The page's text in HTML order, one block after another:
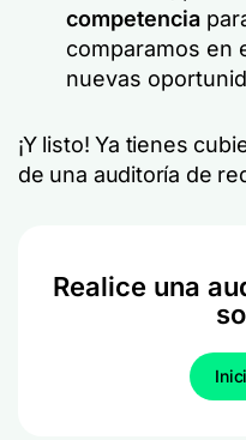
competencia
comparamos en
nuevas
¡Y listo! Ya tienes
de una auditoría de
Realice una